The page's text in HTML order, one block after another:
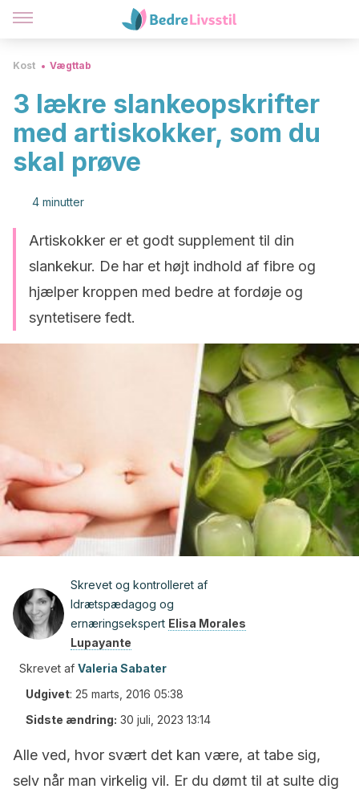
Kost Vægttab
3 lækre slankeopskrifter
med artiskokker, som du
skal prøve
4 minutter
Artiskokker er et godt supplement til din
slankekur. De har et højt indhold af fibre og
hjælper kroppen med bedre at fordøje og
syntetisere fedt.
Skrevet og kontrolleret af
Idrætspædagog og
ernæringsekspert Elisa Morales
Lupayante
Skrevet af Valeria Sabater
Udgivet: 25 marts, 2016 05:38
Sidste ændring: 30 juli, 2023 13:14
Alle ved, hvor svært det kan være, at tabe sig,
selv når man virkelig vil. Er du dømt til at sulte dig